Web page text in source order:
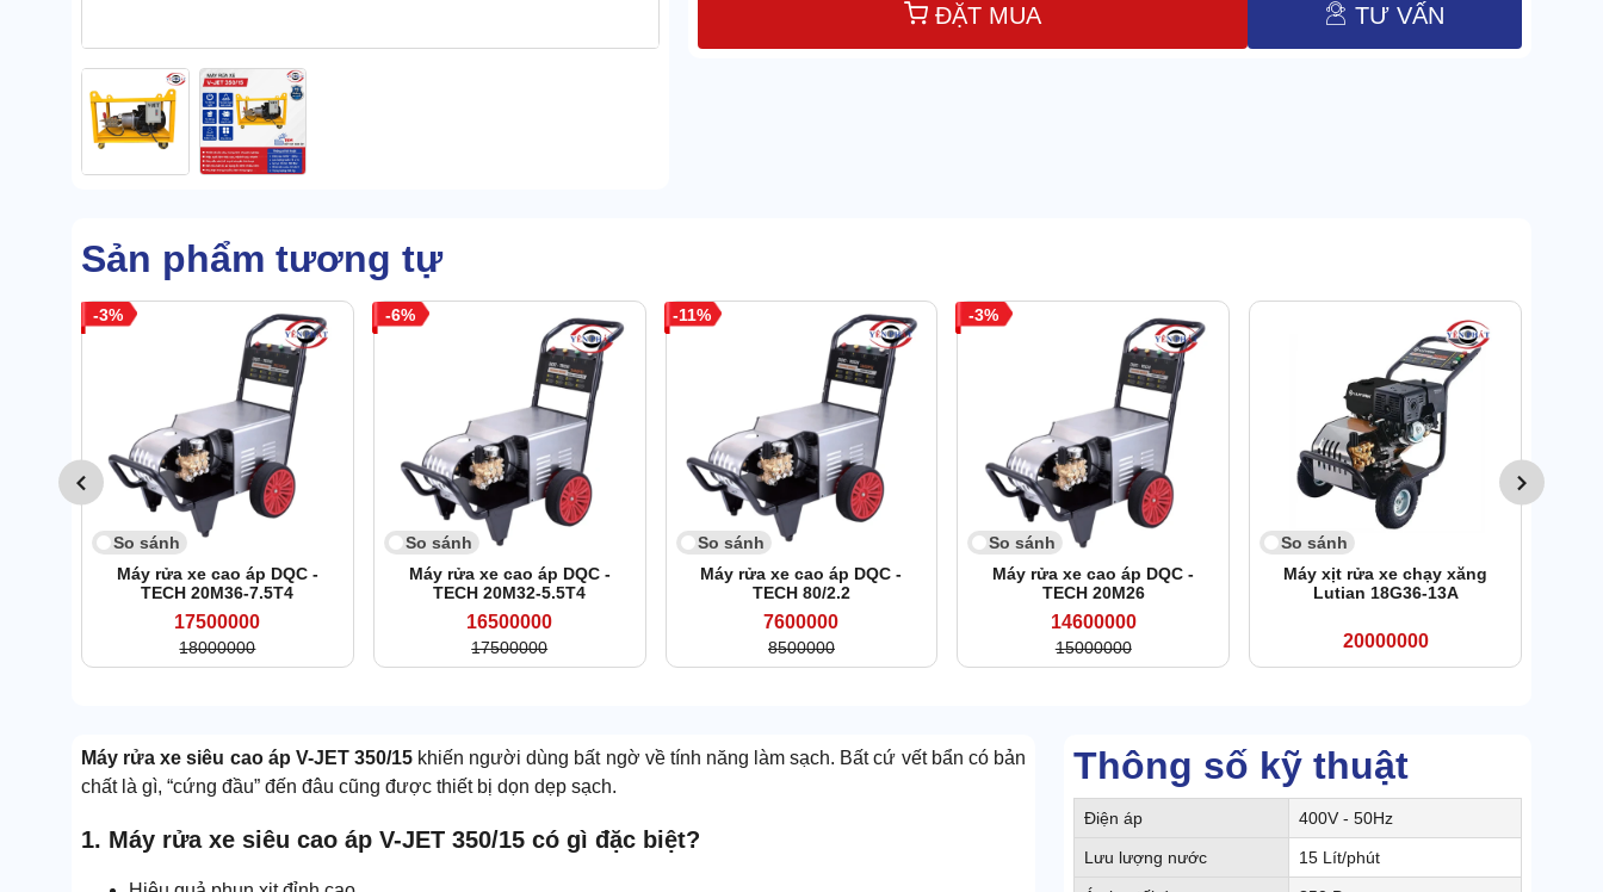
ĐẶT MUA TƯ VẤN
Sản phẩm tương tự
3
So sánh
Máy rửa xe cao áp DQC -
TECH 20M36-7.5T4
17500000
18000000
6
So sánh
Máy rửa xe cao áp DQC -
TECH 20M32-5.5T4
16500000
17500000
11
So sánh
Máy rửa xe cao áp DQC -
TECH 80/2.2
7600000
8500000
3
So sánh
Máy rửa xe cao áp DQC -
TECH 20M26
14600000
15000000
So sánh
Máy xịt rửa xe chạy xăng
Lutian 18G36-13A
20000000
Thông số kỹ thuật
Điện áp 400V - 50Hz
Lưu lượng nước 15 Lít/phút
Máy rửa xe siêu cao áp V-JET 350/15khiến người dùng bất ngờ về tính năng làm sạch. Bất cứ vết bẩn có bản
chất là gì, “cứng đầu” đến đâu cũng được thiết bị dọn dẹp sạch.
1. Máy rửa xe siêu cao áp V-JET 350/15 có gì đặc biệt?